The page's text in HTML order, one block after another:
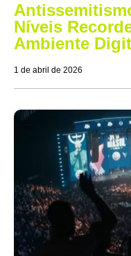
Níveis
Ambiente
1 de abril de 2026